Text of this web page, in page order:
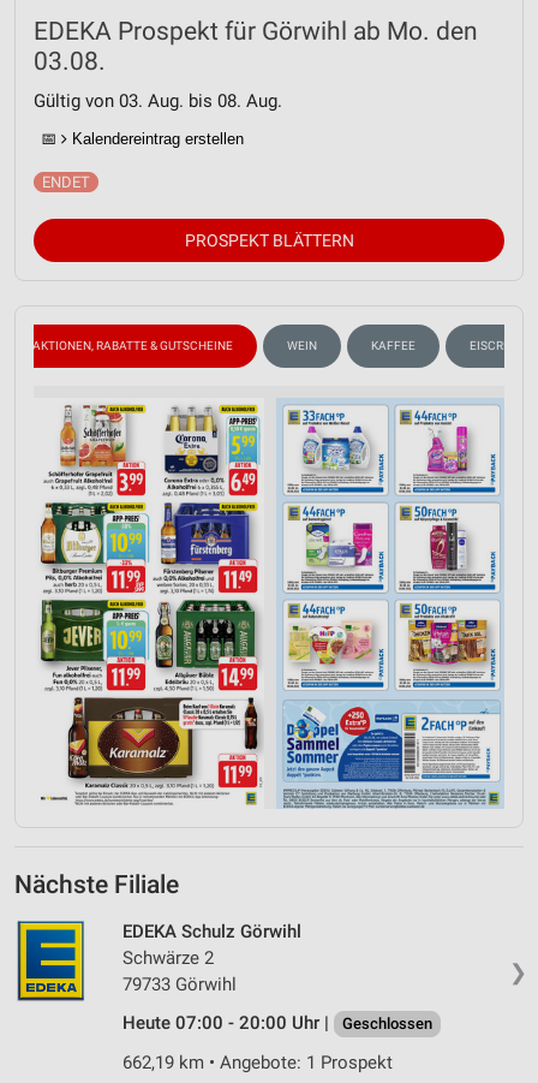
EDEKA Prospekt für Görwihl ab Mo. den
03.08.
Gültig von 03. Aug. bis 08. Aug.
📅 Kalendereintrag erstellen
PROSPEKT BLÄTTERN
AKTIONEN, RABATTE & GUTSCHEINE WEIN KAFFEE EISCREME
Nächste Filiale
❯
EDEKA Schulz Görwihl
Schwärze 2
79733 Görwihl
Heute 07:00 - 20:00 Uhr |
Geschlossen
662,19 km • Angebote: 1 Prospekt